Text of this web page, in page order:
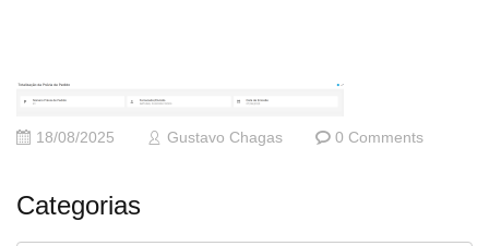
18/08/2025 Gustavo Chagas 0 Comments
Categorias